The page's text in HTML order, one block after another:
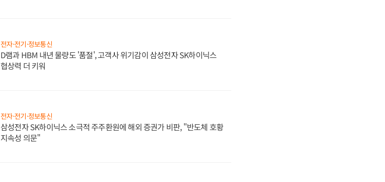
전자·전기·정보통신
D램과 HBM 내년 물량도 '품절', 고객사 위기감이 삼성전자 SK하이닉스
협상력 더 키워
전자·전기·정보통신
삼성전자 SK하이닉스 소극적 주주환원에 해외 증권가 비판, "반도체 호황
지속성 의문"